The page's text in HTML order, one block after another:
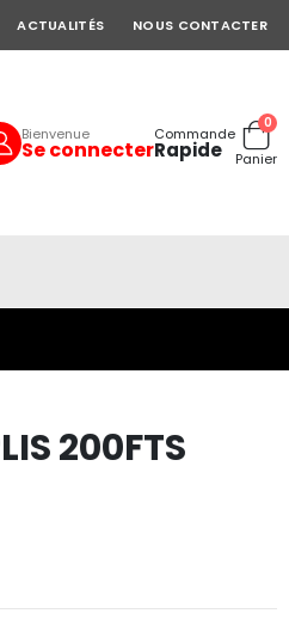
ACTUALITÉS NOUS CONTACTER
Bienvenue
Se connecter
Commande
Rapide Cart
0
Panier
200FTS